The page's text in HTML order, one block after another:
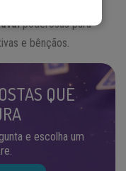
depois que o
poderosas para
e bênçãos.
QUE
e escolha um